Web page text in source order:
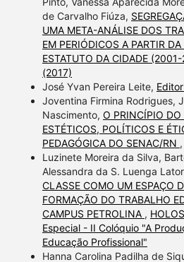
de Carvalho Fiúza,
UMA META-ANÁLISE DOS
EM PERIÓDICOS A PARTIR
ESTATUTO DA CIDADE
(2017)
José Yvan Pereira Leite,
Joventina Firmina Rodrigues,
Nascimento, O PRINCÍPIO DO
ESTÉTICOS, POLÍTICOS E
PEDAGÓGICA DO SENAC/RN ,
Luzinete Moreira da Silva,
Alessandra da S. Luenga
CLASSE COMO UM ESPAÇO
FORMAÇÃO DO TRABALHO
CAMPUS PETROLINA ,
Especial - II Colóquio "A
Educação Profissional"
Hanna Carolina Padilha de